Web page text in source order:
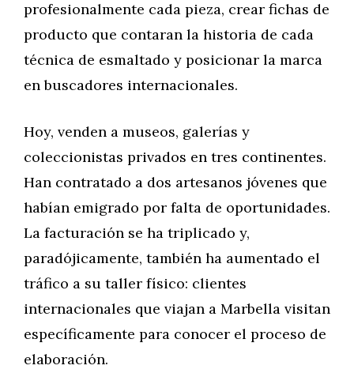
profesionalmente cada pieza, crear fichas de
producto que contaran la historia de cada
técnica de esmaltado y posicionar la marca
en buscadores internacionales.
Hoy, venden a museos, galerías y
coleccionistas privados en tres continentes.
Han contratado a dos artesanos jóvenes que
habían emigrado por falta de oportunidades.
La facturación se ha triplicado y,
paradójicamente, también ha aumentado el
tráfico a su taller físico: clientes
internacionales que viajan a Marbella visitan
específicamente para conocer el proceso de
elaboración.